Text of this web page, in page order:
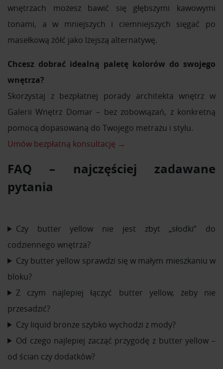
wnętrzach możesz bawić się głębszymi kawowymi
tonami, a w mniejszych i ciemniejszych sięgać po
masełkową żółć jako lżejszą alternatywę.
Chcesz dobrać idealną paletę kolorów do swojego
wnętrza?
Skorzystaj z bezpłatnej porady architekta wnętrz w
Galerii Wnętrz Domar – bez zobowiązań, z konkretną
pomocą dopasowaną do Twojego metrażu i stylu.
Umów bezpłatną konsultację →
FAQ – najczęściej zadawane
pytania
Czy butter yellow nie jest zbyt „słodki” do
codziennego wnętrza?
Czy butter yellow sprawdzi się w małym mieszkaniu w
bloku?
Z czym najlepiej łączyć butter yellow, żeby nie
przesadzić?
Czy liquid bronze szybko wychodzi z mody?
Od czego najlepiej zacząć przygodę z butter yellow –
od ścian czy dodatków?